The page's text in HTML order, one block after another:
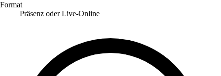
Format
Präsenz oder Live-Online